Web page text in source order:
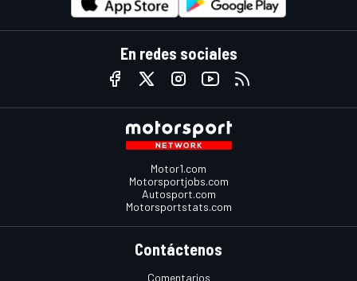
En redes sociales
Motor1.com
Motorsportjobs.com
Autosport.com
Motorsportstats.com
Contáctenos
Comentarios